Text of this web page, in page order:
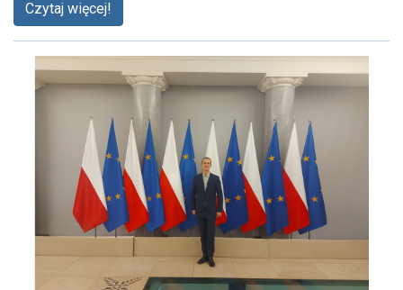
Czytaj więcej!